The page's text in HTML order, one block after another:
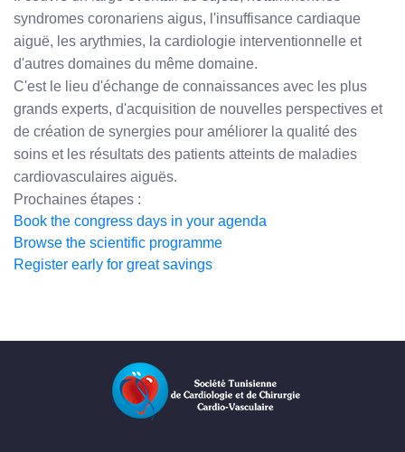
syndromes coronariens aigus, l'insuffisance cardiaque
aiguë, les arythmies, la cardiologie interventionnelle et
d'autres domaines du même domaine.
C'est le lieu d'échange de connaissances avec les plus
grands experts, d'acquisition de nouvelles perspectives et
de création de synergies pour améliorer la qualité des
soins et les résultats des patients atteints de maladies
cardiovasculaires aiguës.
Prochaines étapes :
Book the congress days in your agenda
Browse the scientific programme
Register early for great savings